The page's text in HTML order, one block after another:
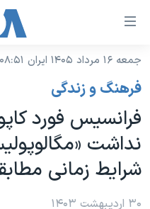
لینکهای
دسترسی
جهش
محتوای
اصلی
جهش
صفحه
خانه
نسخه سبک وب‌سایت
موضوع ها
ایران
آمریکا
جهان
برنامه های تلویزیونی
جدول برنامه ها
صفحه‌های ویژه
جمعه ۱۶ مرداد ۱۴۰۵ ایران ۰۸:۵۱
فرهنگ و زندگی
فرانسیس فورد
نداشت
شرایط زمانی
۳۰ اردیبهشت ۱۴۰۳